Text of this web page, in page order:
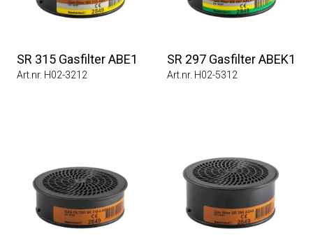
SR 315 Gasfilter ABE1
Art.nr. H02-3212
SR 297 Gasfilter ABEK1
Art.nr. H02-5312